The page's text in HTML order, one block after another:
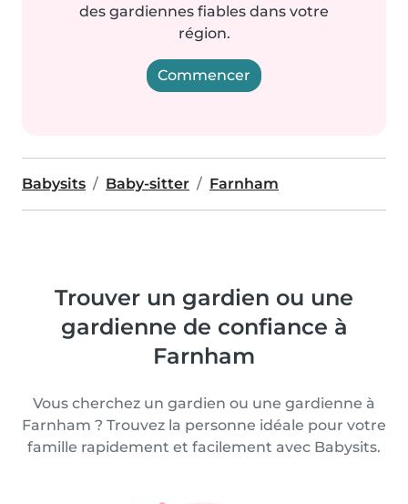
des gardiennes fiables dans votre
région.
Commencer
Babysits Baby-sitter Farnham
Trouver un gardien ou une
gardienne de confiance à
Farnham
Vous cherchez un gardien ou une gardienne à
Farnham ? Trouvez la personne idéale pour votre
famille rapidement et facilement avec Babysits.